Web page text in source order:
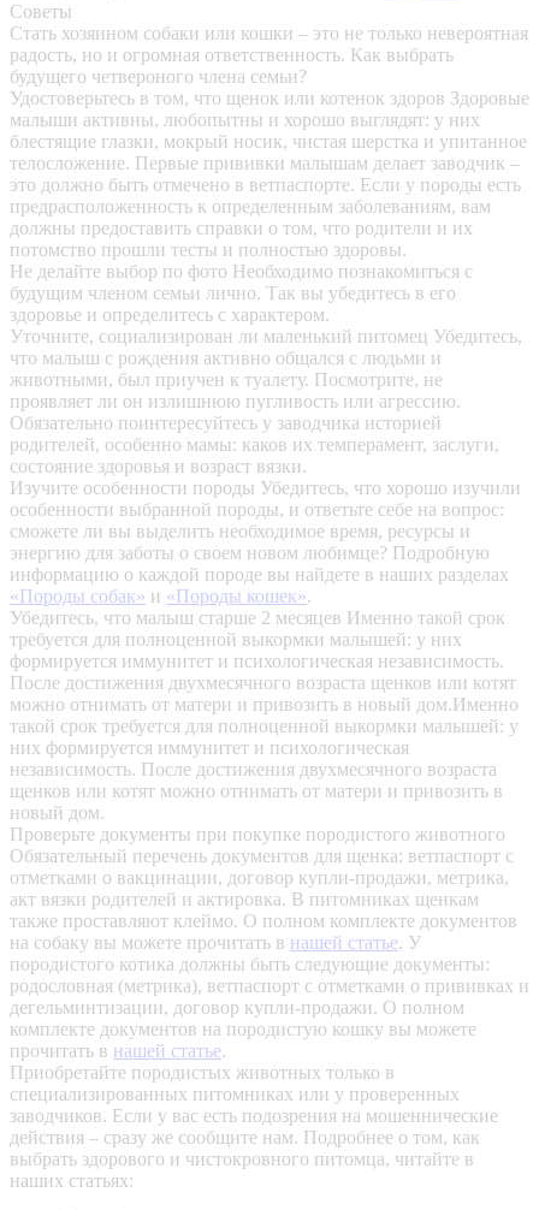
Советы
Стать хозяином собаки или кошки – это не только невероятная
радость, но и огромная ответственность. Как выбрать
будущего четвероного члена семьи?
Удостоверьтесь в том, что щенок или котенок здоров Здоровые
малыши активны, любопытны и хорошо выглядят: у них
блестящие глазки, мокрый носик, чистая шерстка и упитанное
телосложение. Первые прививки малышам делает заводчик –
это должно быть отмечено в ветпаспорте. Если у породы есть
предрасположенность к определенным заболеваниям, вам
должны предоставить справки о том, что родители и их
потомство прошли тесты и полностью здоровы.
Не делайте выбор по фото Необходимо познакомиться с
будущим членом семьи лично. Так вы убедитесь в его
здоровье и определитесь с характером.
Уточните, социализирован ли маленький питомец Убедитесь,
что малыш с рождения активно общался с людьми и
животными, был приучен к туалету. Посмотрите, не
проявляет ли он излишнюю пугливость или агрессию.
Обязательно поинтересуйтесь у заводчика историей
родителей, особенно мамы: каков их темперамент, заслуги,
состояние здоровья и возраст вязки.
Изучите особенности породы Убедитесь, что хорошо изучили
особенности выбранной породы, и ответьте себе на вопрос:
сможете ли вы выделить необходимое время, ресурсы и
энергию для заботы о своем новом любимце? Подробную
информацию о каждой породе вы найдете в наших разделах
«Породы собак» и «Породы кошек».
Убедитесь, что малыш старше 2 месяцев Именно такой срок
требуется для полноценной выкормки малышей: у них
формируется иммунитет и психологическая независимость.
После достижения двухмесячного возраста щенков или котят
можно отнимать от матери и привозить в новый дом.Именно
такой срок требуется для полноценной выкормки малышей: у
них формируется иммунитет и психологическая
независимость. После достижения двухмесячного возраста
щенков или котят можно отнимать от матери и привозить в
новый дом.
Проверьте документы при покупке породистого животного
Обязательный перечень документов для щенка: ветпаспорт с
отметками о вакцинации, договор купли-продажи, метрика,
акт вязки родителей и актировка. В питомниках щенкам
также проставляют клеймо. О полном комплекте документов
на собаку вы можете прочитать в нашей статье. У
породистого котика должны быть следующие документы:
родословная (метрика), ветпаспорт с отметками о прививках и
дегельминтизации, договор купли-продажи. О полном
комплекте документов на породистую кошку вы можете
прочитать в нашей статье.
Приобретайте породистых животных только в
специализированных питомниках или у проверенных
заводчиков. Если у вас есть подозрения на мошеннические
действия – сразу же сообщите нам. Подробнее о том, как
выбрать здорового и чистокровного питомца, читайте в
наших статьях: